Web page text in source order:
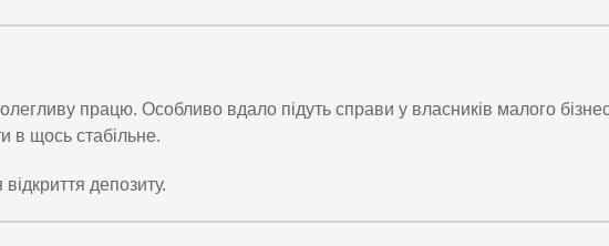
працю. Особливо вдало підуть справи у власників малого
в щось стабільне.
депозиту.